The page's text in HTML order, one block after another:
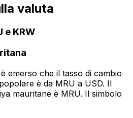
valuta
e KRW
emerso che il tasso di cambio
è da MRU a USD. Il
mauritane è MRU. Il simbolo